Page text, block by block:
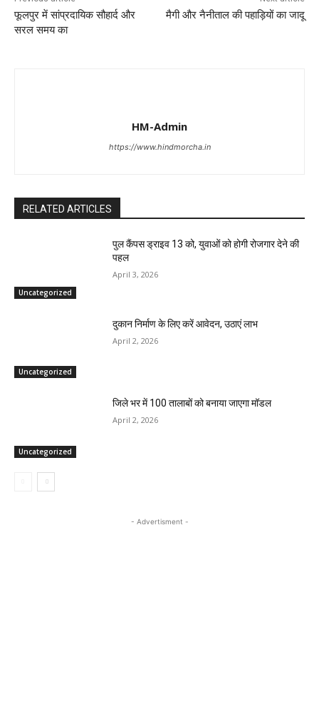
फूलपुर में सांप्रदायिक सौहार्द और
सरल समय का
मैगी और नैनीताल की पहाड़ियों का जादू
HM-Admin
https://www.hindmorcha.in
RELATED ARTICLES
Uncategorized
पुल कैंपस ड्राइव 13 को, युवाओं को होगी रोजगार देने की
पहल
April 3, 2026
Uncategorized
दुकान निर्माण के लिए करें आवेदन, उठाएं लाभ
April 2, 2026
Uncategorized
जिले भर में 100 तालाबों को बनाया जाएगा मॉडल
April 2, 2026
- Advertisment -